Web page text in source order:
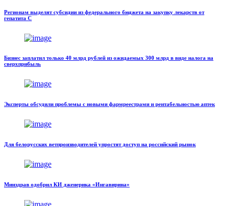
Регионам выделят субсидии из федерального бюджета на закупку лекарств от
гепатита С
Бизнес заплатил только 40 млрд рублей из ожидаемых 300 млрд в виде налога на
сверхприбыль
Эксперты обсудили проблемы с новыми фармреестрами и рентабельностью аптек
Для белорусских ветпроизводителей упростят доступ на российский рынок
Минздрав одобрил КИ дженерика «Ингавирина»